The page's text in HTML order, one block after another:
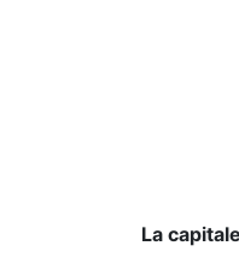
La